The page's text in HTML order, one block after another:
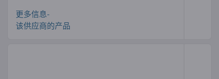
更多信息-
该供应商的产品